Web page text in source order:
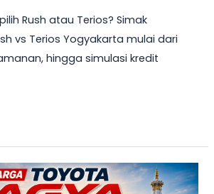
Rush atau Terios? Simak
vs Terios Yogyakarta mulai dari
hingga simulasi kredit